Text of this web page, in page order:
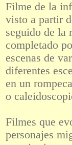
Filme de la
visto a partir
seguido de la
completado
escenas de
diferentes
en un
o
Filmes que
personajes